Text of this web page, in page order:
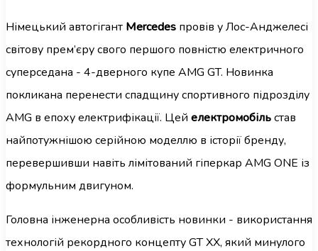
Німецький автогігант Mercedes провів у Лос-Анджелесі
світову прем’єру свого першого повністю електричного
суперседана - 4-дверного купе AMG GT. Новинка
покликана перенести спадщину спортивного підрозділу
AMG в епоху електрифікації. Цей електромобільстав
найпотужнішою серійною моделлю в історії бренду,
перевершивши навіть лімітований гіперкар AMG ONE із
формульним двигуном.
Головна інженерна особливість новинки - використання
технологій рекордного концепту GT XX, який минулого